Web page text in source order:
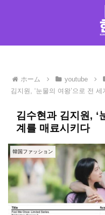
ホーム youtube
김지원, ‘눈물의 여왕’으로 전
김수현과 김지원, ‘
계를 매료시키다
韓国ファッション